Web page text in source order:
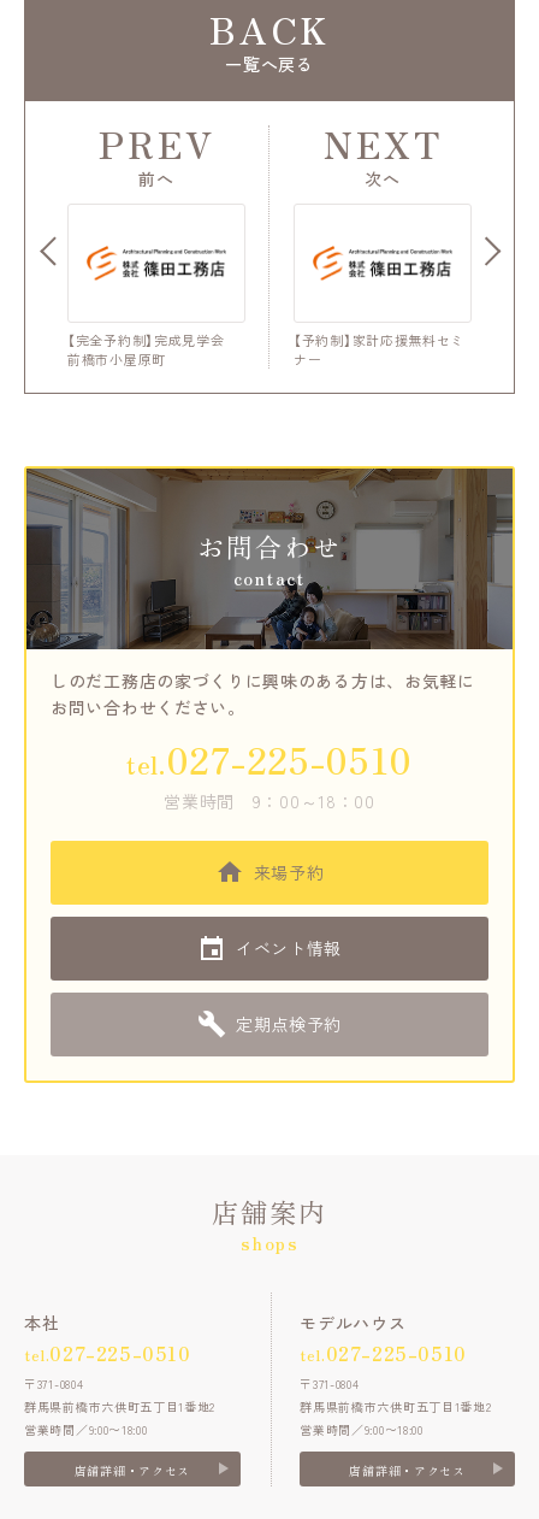
PREV
前へ
【完全予約制】完成見学会
前橋市小屋原町
BACK
一覧へ戻る
【予約制】家計応援無料セミ
ナー
NEXT
次へ
お問合わせ
contact
しのだ工務店の家づくりに興味のある方は、 お気軽に
お問い合わせください。
tel.027-225-0510
営業時間 9：00～18：00
来場予約
イベント情報
定期点検予約
店舗案内
shops
本社
tel.027-225-0510
〒371-0804
群馬県前橋市六供町五丁目1番地2
営業時間／9:00〜18:00
店舗詳細・アクセス
モデルハウス
tel.027-225-0510
〒371-0804
群馬県前橋市六供町五丁目1番地2
営業時間／9:00〜18:00
店舗詳細・アクセス